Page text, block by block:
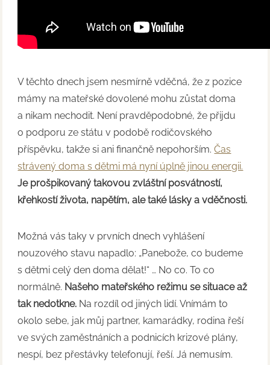
V těchto dnech jsem nesmírně vděčná, že z pozice
mámy na mateřské dovolené mohu zůstat doma
a nikam nechodit. Není pravděpodobné, že přijdu
o podporu ze státu v podobě rodičovského
příspěvku, takže si ani finančně nepohorším.Čas
strávený doma s dětmi má nyní úplně jinou energii.
Je prošpikovaný takovou zvláštní posvátností,
křehkostí života, napětím, ale také lásky a vděčnosti.
Možná vás taky v prvních dnech vyhlášení
nouzového stavu napadlo: „Panebože, co budeme
s dětmi celý den doma dělat!“ … No co. To co
normálně. Našeho mateřského režimu se situace až
tak nedotkne. Na rozdíl od jiných lidí. Vnímám to
okolo sebe, jak můj partner, kamarádky, rodina řeší
ve svých zaměstnáních a podnicích krizové plány,
nespí, bez přestávky telefonují, řeší. Já nemusím.